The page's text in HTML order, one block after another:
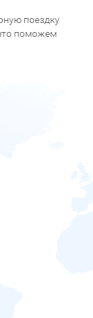
поездку
поможем